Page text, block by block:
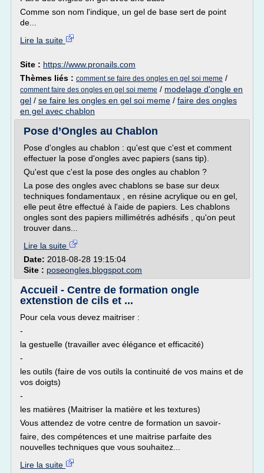
Comme son nom l'indique, un gel de base sert de point
de...
Lire la suite
Site : https://www.pronails.com
Thèmes liés : comment se faire des ongles en gel soi meme /
comment faire des ongles en gel soi meme / modelage d'ongle en
gel / se faire les ongles en gel soi meme / faire des ongles
en gel avec chablon
Pose d’Ongles au Chablon
Pose d'ongles au chablon : qu'est que c'est et comment
effectuer la pose d'ongles avec papiers (sans tip).
Qu'est que c'est la pose des ongles au chablon ?
La pose des ongles avec chablons se base sur deux
techniques fondamentaux , en résine acrylique ou en gel,
elle peut être effectué à l'aide de papiers. Les chablons
ongles sont des papiers millimétrés adhésifs , qu'on peut
trouver dans...
Lire la suite
Date: 2018-08-28 19:15:04
Site : poseongles.blogspot.com
Accueil - Centre de formation ongle
extenstion de cils et ...
Pour cela vous devez maitriser :
-
la gestuelle (travailler avec élégance et efficacité)
-
les outils (faire de vos outils la continuité de vos mains et de
vos doigts)
-
les matières (Maitriser la matière et les textures)
Vous attendez de votre centre de formation un savoir-
faire, des compétences et une maitrise parfaite des
nouvelles techniques que vous souhaitez...
Lire la suite